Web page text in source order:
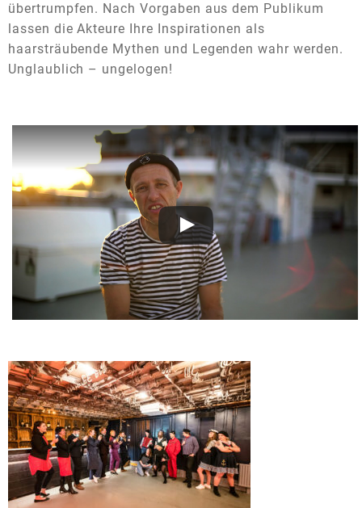
übertrumpfen. Nach Vorgaben aus dem Publikum
lassen die Akteure Ihre Inspirationen als
haarsträubende Mythen und Legenden wahr werden.
Unglaublich – ungelogen!
Dieses Video auf YouTube ansehen